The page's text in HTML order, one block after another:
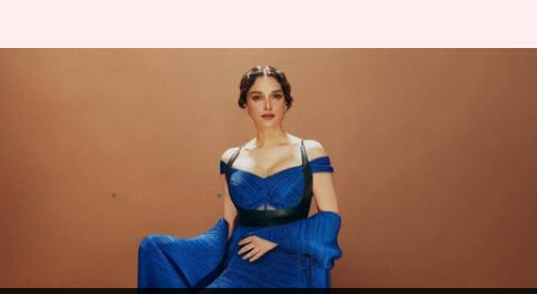
इम्तियाज अली की वेब सीरीज 'ओ
साथी रे' का ऐलान, अदिति राव समेत
ये कलाकार दिखेंगे
12:03 pm